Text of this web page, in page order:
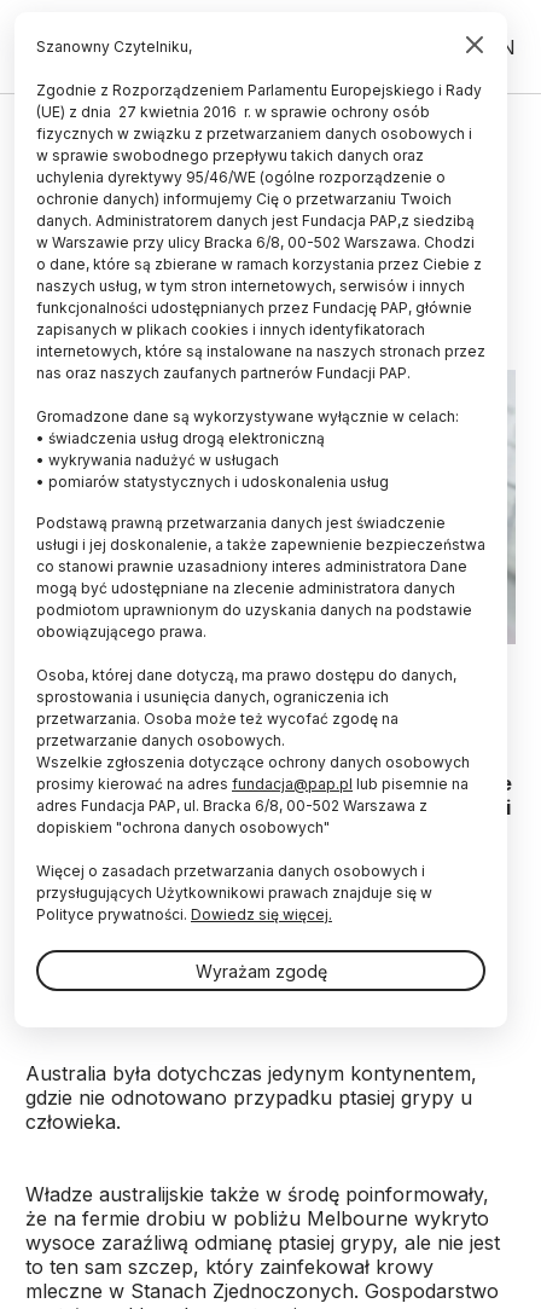
PL EN
ŚWIAT
Australia/ Pierwszy przypadek
zachorowania na ptasią grypę
wśród ludzi
22.05.2024
aktualizacja: 22.05.2024
1 minuta czytania
Pierwszy przypadek zachorowania na ptasią
grypę H5N1 wśród ludzi został odnotowany w
Australii – poinformował w środę departament
zdrowia australijskiego stanu Wiktoria. Jak podaje
Reuters nie stwierdzono żadnych oznak transmisji
wirusa.
W oświadczeniu napisano, że przypadek dotyczy
dziecka, które miało zakazić się podczas pobytu w
Indiach. Mały pacjent wrócił już do zdrowia.
Departament zdrowia zaznaczył, że ryzyko
Australia była dotychczas jedynym kontynentem,
gdzie nie odnotowano przypadku ptasiej grypy u
człowieka.
Władze australijskie także w środę poinformowały,
że na fermie drobiu w pobliżu Melbourne wykryto
wysoce zaraźliwą odmianę ptasiej grypy, ale nie jest
to ten sam szczep, który zainfekował krowy
mleczne w Stanach Zjednoczonych. Gospodarstwo
Szanowny Czytelniku,
Zgodnie z Rozporządzeniem Parlamentu Europejskiego i Rady
(UE) z dnia 27 kwietnia 2016 r. w sprawie ochrony osób
fizycznych w związku z przetwarzaniem danych osobowych i
w sprawie swobodnego przepływu takich danych oraz
uchylenia dyrektywy 95/46/WE (ogólne rozporządzenie o
ochronie danych) informujemy Cię o przetwarzaniu Twoich
danych. Administratorem danych jest Fundacja PAP,z siedzibą
w Warszawie przy ulicy Bracka 6/8, 00-502 Warszawa. Chodzi
o dane, które są zbierane w ramach korzystania przez Ciebie z
naszych usług, w tym stron internetowych, serwisów i innych
funkcjonalności udostępnianych przez Fundację PAP, głównie
zapisanych w plikach cookies i innych identyfikatorach
internetowych, które są instalowane na naszych stronach przez
nas oraz naszych zaufanych partnerów Fundacji PAP.
Gromadzone dane są wykorzystywane wyłącznie w celach:
• świadczenia usług drogą elektroniczną
• wykrywania nadużyć w usługach
• pomiarów statystycznych i udoskonalenia usług
Podstawą prawną przetwarzania danych jest świadczenie
usługi i jej doskonalenie, a także zapewnienie bezpieczeństwa
co stanowi prawnie uzasadniony interes administratora Dane
mogą być udostępniane na zlecenie administratora danych
podmiotom uprawnionym do uzyskania danych na podstawie
obowiązującego prawa.
Osoba, której dane dotyczą, ma prawo dostępu do danych,
sprostowania i usunięcia danych, ograniczenia ich
przetwarzania. Osoba może też wycofać zgodę na
przetwarzanie danych osobowych.
Wszelkie zgłoszenia dotyczące ochrony danych osobowych
prosimy kierować na adres fundacja@pap.pl lub pisemnie na
adres Fundacja PAP, ul. Bracka 6/8, 00-502 Warszawa z
dopiskiem "ochrona danych osobowych"
Więcej o zasadach przetwarzania danych osobowych i
przysługujących Użytkownikowi prawach znajduje się w
Polityce prywatności. Dowiedz się więcej.
Wyrażam zgodę